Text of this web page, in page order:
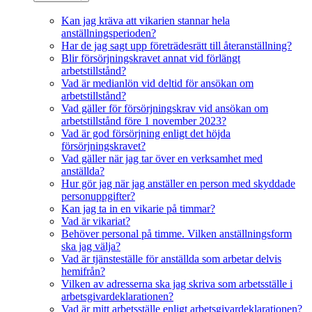
Kan jag kräva att vikarien stannar hela
anställningsperioden?
Har de jag sagt upp företrädesrätt till återanställning?
Blir försörjningskravet annat vid förlängt
arbetstillstånd?
Vad är medianlön vid deltid för ansökan om
arbetstillstånd?
Vad gäller för försörjningskrav vid ansökan om
arbetstillstånd före 1 november 2023?
Vad är god försörjning enligt det höjda
försörjningskravet?
Vad gäller när jag tar över en verksamhet med
anställda?
Hur gör jag när jag anställer en person med skyddade
personuppgifter?
Kan jag ta in en vikarie på timmar?
Vad är vikariat?
Behöver personal på timme. Vilken anställningsform
ska jag välja?
Vad är tjänsteställe för anställda som arbetar delvis
hemifrån?
Vilken av adresserna ska jag skriva som arbetsställe i
arbetsgivardeklarationen?
Vad är mitt arbetsställe enligt arbetsgivardeklarationen?